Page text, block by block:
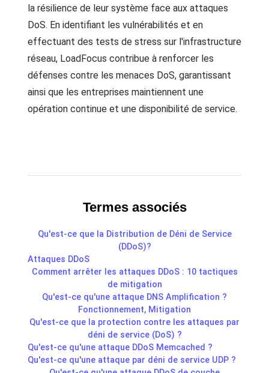
la résilience de leur système face aux attaques
DoS. En identifiant les vulnérabilités et en
effectuant des tests de stress sur l'infrastructure
réseau, LoadFocus contribue à renforcer les
défenses contre les menaces DoS, garantissant
ainsi que les entreprises maintiennent une
opération continue et une disponibilité de service.
Termes associés
Qu'est-ce que la Distribution de Déni de Service
(DDoS)?
Attaques DDoS
Comment arrêter les attaques DDoS : 10 tactiques
de mitigation
Qu'est-ce qu'une attaque DNS Amplification ?
Fonctionnement, Mitigation
Qu'est-ce que la protection contre les attaques par
déni de service (DoS) ?
Qu'est-ce qu'une attaque DDoS Memcached ?
Qu'est-ce qu'une attaque par déni de service UDP ?